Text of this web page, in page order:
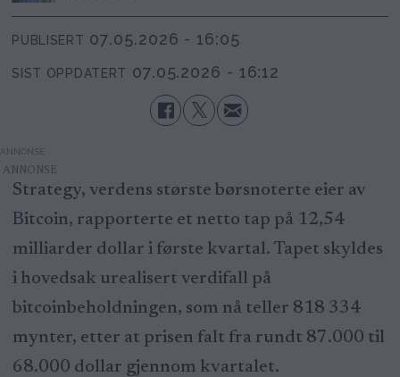
PUBLISERT 07.05.2026 - 16:05
SIST OPPDATERT 07.05.2026 - 16:12
ANNONSE
Strategy, verdens største børsnoterte eier av
Bitcoin, rapporterte et netto tap på 12,54
milliarder dollar i første kvartal. Tapet skyldes
i hovedsak urealisert verdifall på
bitcoinbeholdningen, som nå teller 818 334
mynter, etter at prisen falt fra rundt 87.000 til
68.000 dollar gjennom kvartalet.